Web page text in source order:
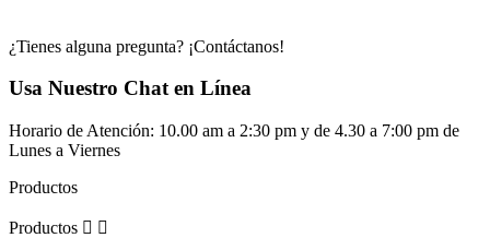
¿Tienes alguna pregunta? ¡Contáctanos!
Usa Nuestro Chat en Línea
Horario de Atención: 10.00 am a 2:30 pm y de 4.30 a 7:00 pm de
Lunes a Viernes
Productos
Productos  